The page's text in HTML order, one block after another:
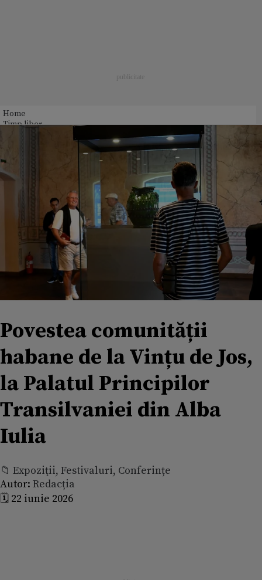
Home
Timp liber
Povestea comunității
habane de la Vințu de Jos,
la Palatul Principilor
Transilvaniei din Alba
Iulia
📁 Expoziţii, Festivaluri, Conferințe
Autor: Redacția
🗓️ 22 iunie 2026